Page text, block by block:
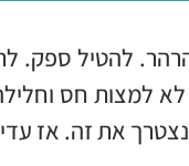
להטיל ספק.
למצות חס
את זה. אז